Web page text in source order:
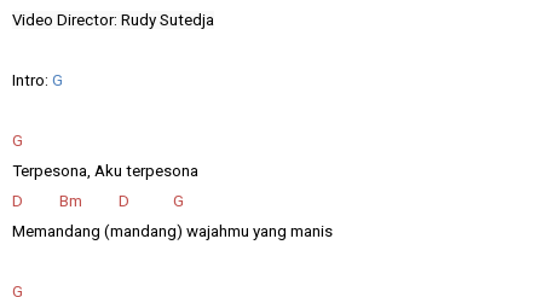
Video Director: Rudy Sutedja
Intro: G
G
Terpesona, Aku terpesona
D Bm D G
Memandang (mandang) wajahmu yang manis
G